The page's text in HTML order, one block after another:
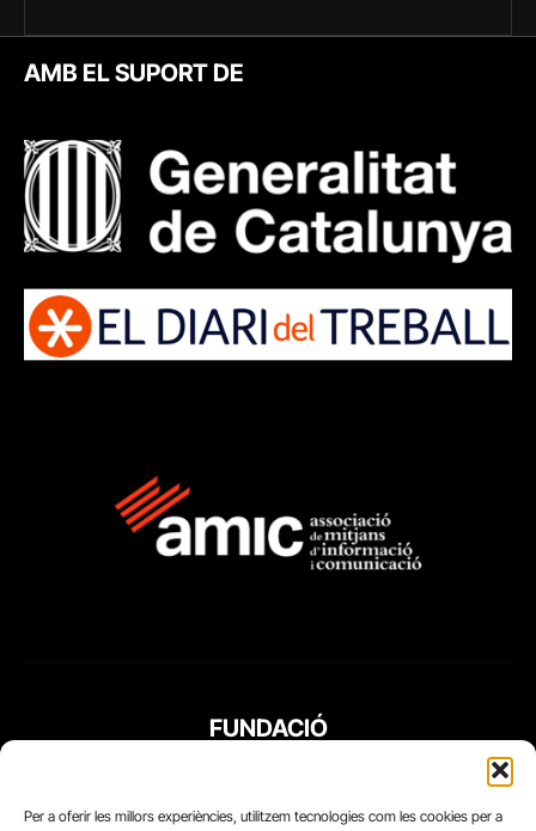
Per a oferir les millors experiències, utilitzem tecnologies com les cookies per a
AMB EL SUPORT DE
FUNDACIÓ